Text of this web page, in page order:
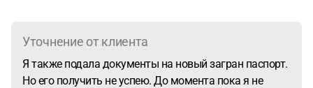
Уточнение от клиента
Я также подала документы на новый загран паспорт.
Но его получить не успею. До момента пока я не